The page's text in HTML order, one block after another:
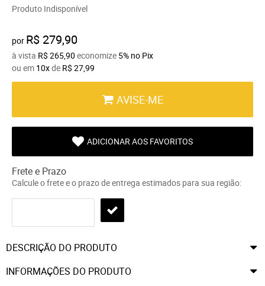
Produto Indisponível
por R$ 279,90
à vista R$ 265,90 economize 5% no Pix
ou em 10xde R$ 27,99
AVISE-ME
ADICIONAR AOS FAVORITOS
Frete e Prazo
Calcule o frete e o prazo de entrega estimados para sua região:
DESCRIÇÃO DO PRODUTO
INFORMAÇÕES DO PRODUTO